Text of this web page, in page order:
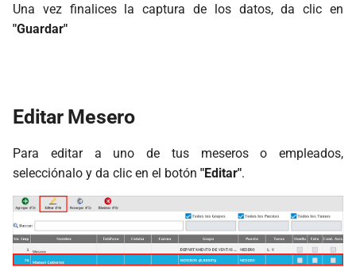
Una vez finalices la captura de los datos, da clic en
"Guardar"
Editar Mesero
Para editar a uno de tus meseros o empleados,
selecciónalo y da clic en el botón "Editar".